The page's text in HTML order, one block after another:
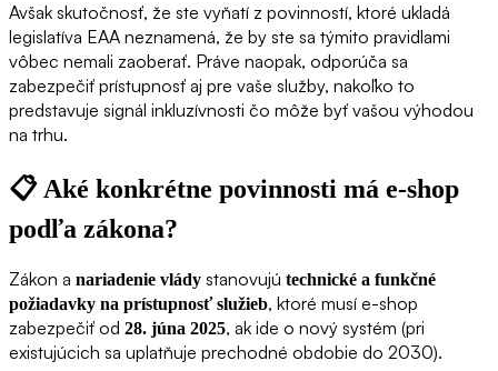
Avšak skutočnosť, že ste vyňatí z povinností, ktoré ukladá
legislatíva EAA neznamená, že by ste sa týmito pravidlami
vôbec nemali zaoberať. Práve naopak, odporúča sa
zabezpečiť prístupnosť aj pre vaše služby, nakoľko to
predstavuje signál inkluzívnosti čo môže byť vašou výhodou
na trhu.
📋 Aké konkrétne povinnosti má e-shop
podľa zákona?
Zákon a nariadenie vlády stanovujú technické a funkčné
požiadavky na prístupnosť služieb, ktoré musí e-shop
zabezpečiť od 28. júna 2025, ak ide o nový systém (pri
existujúcich sa uplatňuje prechodné obdobie do 2030).